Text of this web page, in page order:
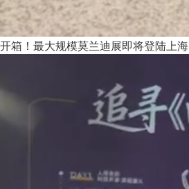
开箱！最大规模莫兰迪展即将登陆上海